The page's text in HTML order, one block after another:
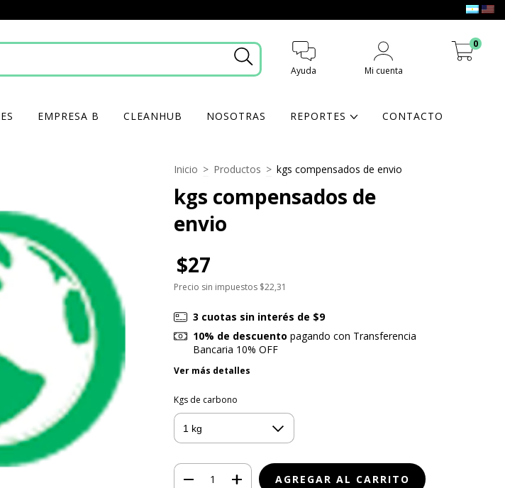
Ayuda Mi cuenta
0
EMPRESA B CLEANHUB NOSOTRAS REPORTES CONTACTO
Inicio > Productos > kgs compensados de envio
kgs compensados de
envio
$27
Precio sin impuestos $22,31
3 cuotas sin interés de $9
10% de descuento pagando con Transferencia
Bancaria 10% OFF
Ver más detalles
Kgs de carbono